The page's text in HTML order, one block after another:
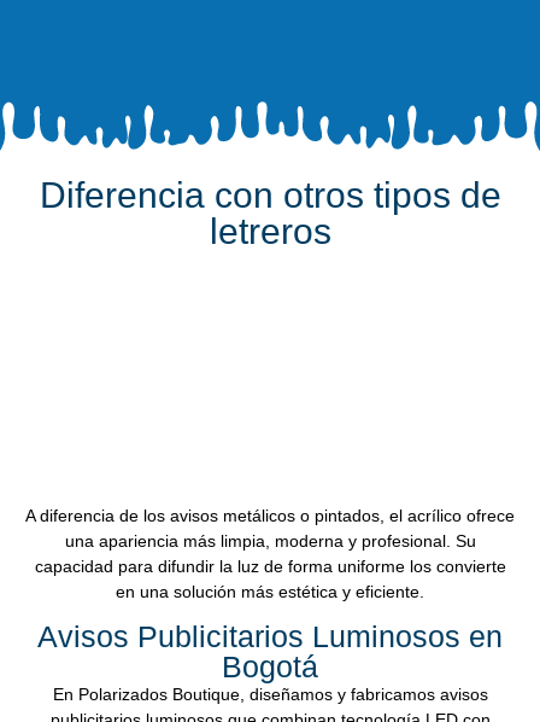
Diferencia con otros tipos de
letreros
A diferencia de los avisos metálicos o pintados, el acrílico ofrece
una apariencia más limpia, moderna y profesional. Su
capacidad para difundir la luz de forma uniforme los convierte
en una solución más estética y eficiente.
Avisos Publicitarios Luminosos en
Bogotá
En Polarizados Boutique, diseñamos y fabricamos avisos